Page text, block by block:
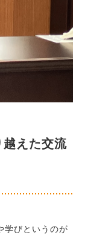
越えた交流
学びというのが